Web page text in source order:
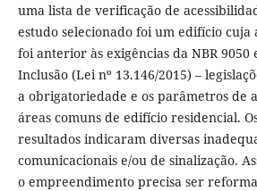
uma lista de verificação de
estudo selecionado foi um edifício
foi anterior às exigências da NBR
Inclusão (Lei nº 13.146/2015) –
a obrigatoriedade e os parâmetros de
áreas comuns de edifício residencial.
resultados indicaram diversas
comunicacionais e/ou de sinalização.
o empreendimento precisa ser